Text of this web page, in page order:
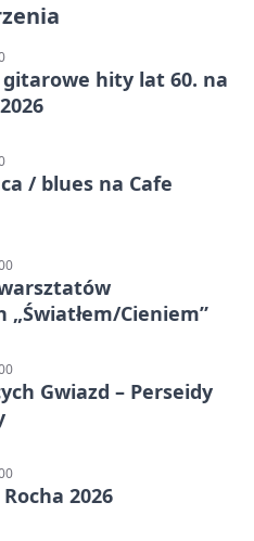
hity lat 60. na
/ blues na Cafe
Cieniem”
Gwiazd – Perseidy
2026